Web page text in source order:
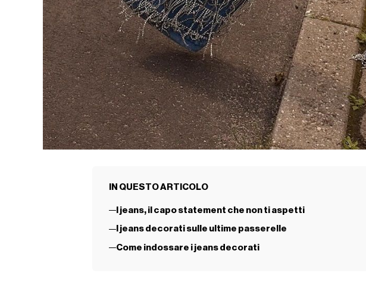
IN QUESTO ARTICOLO
I jeans, il capo statement che non ti aspetti
I jeans decorati sulle ultime passerelle
Come indossare i jeans decorati